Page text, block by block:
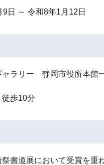
9日 ～ 令和8年1月12日
ャラリー 静岡市役所本館
歩10分
書道展において受賞を重